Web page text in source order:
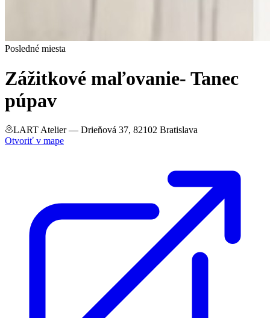
Posledné miesta
Zážitkové maľovanie- Tanec
púpav
LART Atelier— Drieňová 37, 82102 Bratislava
Otvoriť v mape